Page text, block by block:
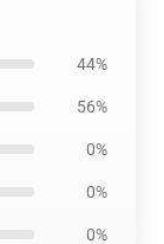
44%
56%
0%
0%
0%